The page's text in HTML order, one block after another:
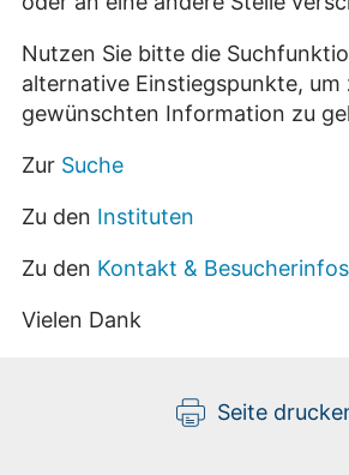
Nutzen Sie bitte die
alternative Einstiegspunkte, um
gewünschten Information zu
Zur Suche
Zu den Instituten
Zu den Kontakt & Besucherinfos
Vielen Dank
Seite